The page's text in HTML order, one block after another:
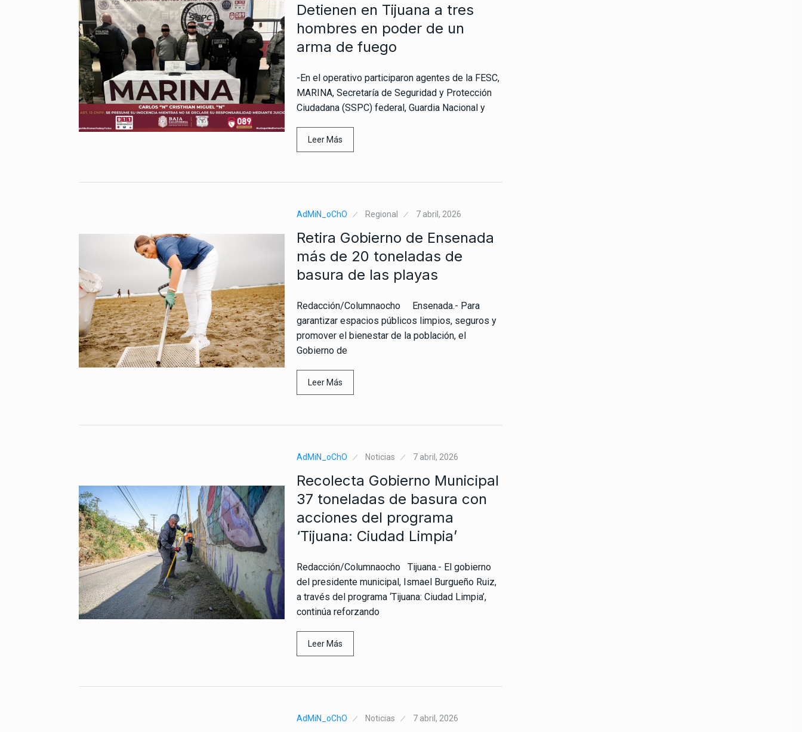
Detienen en Tijuana a tres
hombres en poder de un
arma de fuego
-En el operativo participaron agentes de la FESC,
MARINA, Secretaría de Seguridad y Protección
Ciudadana (SSPC) federal, Guardia Nacional y
Leer Más
AdMiN_oChO Regional 7 abril, 2026
Retira Gobierno de Ensenada
más de 20 toneladas de
basura de las playas
Redacción/Columnaocho Ensenada.- Para
garantizar espacios públicos limpios, seguros y
promover el bienestar de la población, el
Gobierno de
Leer Más
AdMiN_oChO Noticias 7 abril, 2026
Recolecta Gobierno Municipal
37 toneladas de basura con
acciones del programa
‘Tijuana: Ciudad Limpia’
Redacción/Columnaocho Tijuana.- El gobierno
del presidente municipal, Ismael Burgueño Ruiz,
a través del programa ‘Tijuana: Ciudad Limpia’,
continúa reforzando
Leer Más
AdMiN_oChO Noticias 7 abril, 2026